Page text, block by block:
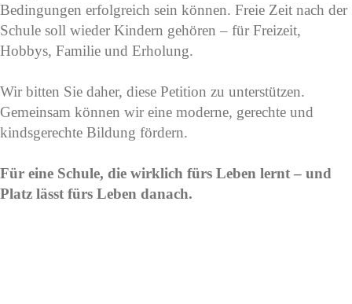
Bedingungen erfolgreich sein können. Freie Zeit nach der
Schule soll wieder Kindern gehören – für Freizeit,
Hobbys, Familie und Erholung.
Wir bitten Sie daher, diese Petition zu unterstützen.
Gemeinsam können wir eine moderne, gerechte und
kindsgerechte Bildung fördern.
Für eine Schule, die wirklich fürs Leben lernt – und
Platz lässt fürs Leben danach.